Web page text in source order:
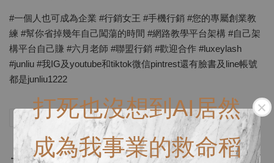
打死也沒想到AI居然
成為我事業的救命稻
#一個人也可成為企業 #行銷女王 #手機行銷 #您的專屬創業教
練 #幫你省掉幾年自己闖蕩的時間 #網路教學平台架構 #自己架
構平台自己賺 #六月老師 #聯盟行銷 #歡迎合作 #luxeylash
#junliu #我IG及youtube和tiktok微信pintrest還有臉書及line帳號
都是junliu1222
分享 Tweet Pin it LINE
← 上一頁